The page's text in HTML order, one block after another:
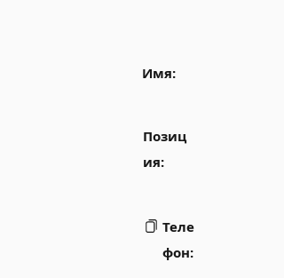
Имя:
Позиц
ия:
Теле
фон: